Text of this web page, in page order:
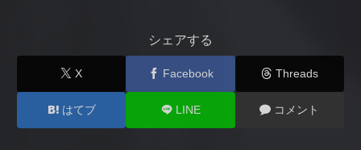
シェアする
X Facebook Threads
はてブ LINE コメント